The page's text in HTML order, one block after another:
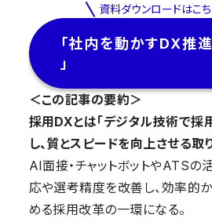
資料ダウンロードはこち
「社内を動かすDX推
」
＜この記事の要約＞
採用DXとは「デジタル技術で採
し、質とスピードを向上させる取
AI面接・チャットボットやATSの
応や選考精度を改善し、効率的
める採用改革の一環になる。